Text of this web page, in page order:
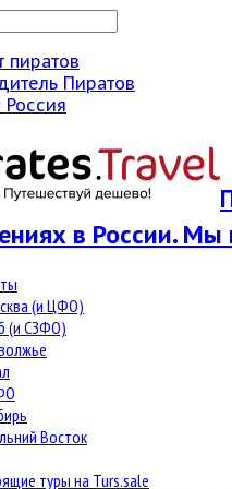
пиратов
Пиратов
в России.
(и ЦФО)
(и СЗФО)
Восток
туры на Turs.sale